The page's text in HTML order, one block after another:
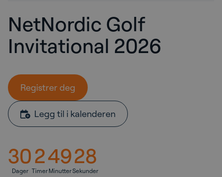
NetNordic Golf
Invitational 2026
Registrer deg
Legg til i kalenderen
30
Dager
2
Timer
49
Minutter
27
Sekunder